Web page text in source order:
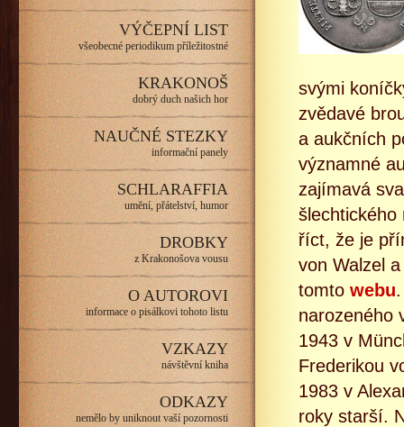
VÝČEPNÍ LIST
všeobecné periodikum příležitostné
KRAKONOŠ
dobrý duch našich hor
NAUČNÉ STEZKY
informační panely
SCHLARAFFIA
umění, přátelství, humor
DROBKY
z Krakonošova vousu
O AUTOROVI
informace o pisálkovi tohoto listu
VZKAZY
návštěvní kniha
ODKAZY
nemělo by uniknout vaší pozornosti
svými
zvědavé
a aukčních
významné
zajímavá
šlechtického
říct, že je
von Walzel
tomto webu
narozeného
1943 v
Frederikou
1983 v
roky starší.